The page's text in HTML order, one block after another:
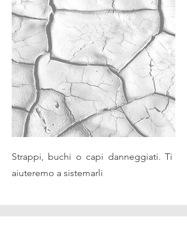
Strappi, buchi o capi danneggiati. Ti
aiuteremo a sistemarli